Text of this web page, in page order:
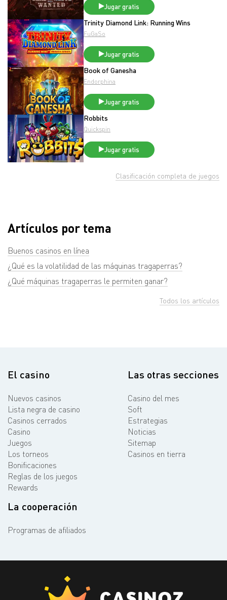
Jugar gratis
Trinity Diamond Link: Running Wins
FuGaSo
Jugar gratis
Book of Ganesha
Endorphina
Jugar gratis
Robbits
Quickspin
Jugar gratis
Clasificación completa de juegos
Artículos por tema
Buenos casinos en línea
¿Qué es la volatilidad de las máquinas tragaperras?
¿Qué máquinas tragaperras le permiten ganar?
Todos los artículos
El casino
Nuevos casinos
Lista negra de casino
Casinos cerrados
Casino
Juegos
Los torneos
Bonificaciones
Reglas de los juegos
Rewards
Las otras secciones
Casino del mes
Soft
Estrategias
Noticias
Sitemap
Casinos en tierra
La cooperación
Programas de afiliados